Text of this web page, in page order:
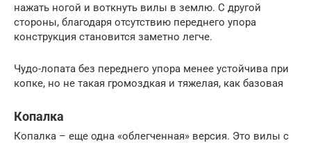
нажать ногой и воткнуть вилы в землю. С другой
стороны, благодаря отсутствию переднего упора
конструкция становится заметно легче.
Чудо-лопата без переднего упора менее устойчива при
копке, но не такая громоздкая и тяжелая, как базовая
Копалка
Копалка – еще одна «облегченная» версия. Это вилы с